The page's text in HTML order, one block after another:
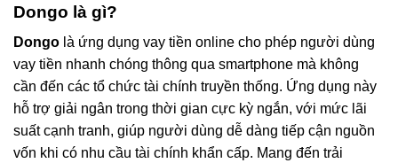
Dongo là gì?
Dongo là ứng dụng vay tiền online cho phép người dùng
vay tiền nhanh chóng thông qua smartphone mà không
cần đến các tổ chức tài chính truyền thống. Ứng dụng này
hỗ trợ giải ngân trong thời gian cực kỳ ngắn, với mức lãi
suất cạnh tranh, giúp người dùng dễ dàng tiếp cận nguồn
vốn khi có nhu cầu tài chính khẩn cấp. Mang đến trải